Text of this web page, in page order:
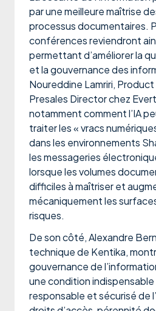
par une meilleure maîtrise
processus documentaires.
conférences reviendront
permettant d’améliorer la
et la gouvernance des
Noureddine Lamriri,
Presales Director chez
notamment comment l’IA
traiter les « vracs
dans les environnements
les messageries
lorsque les volumes
difficiles à maîtriser et
mécaniquement les
risques.
De son côté, Alexandre
technique de Kentika,
gouvernance de
une condition indispensable
responsable et sécurisé de